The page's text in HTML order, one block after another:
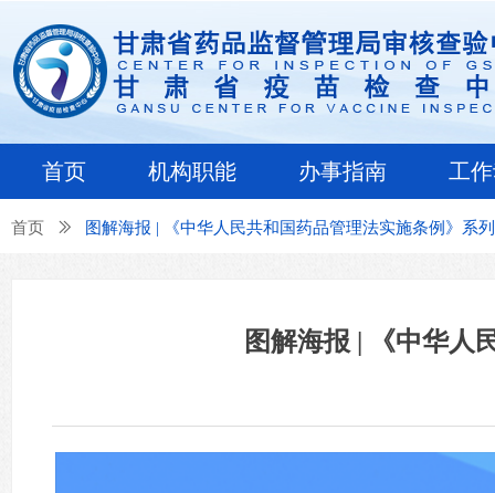
首页 机构职能 办事指南 工
图解海报 | 《中华人
首页 ꅀ 图解海报 | 《中华人民共和国药品管理法实施条例》系